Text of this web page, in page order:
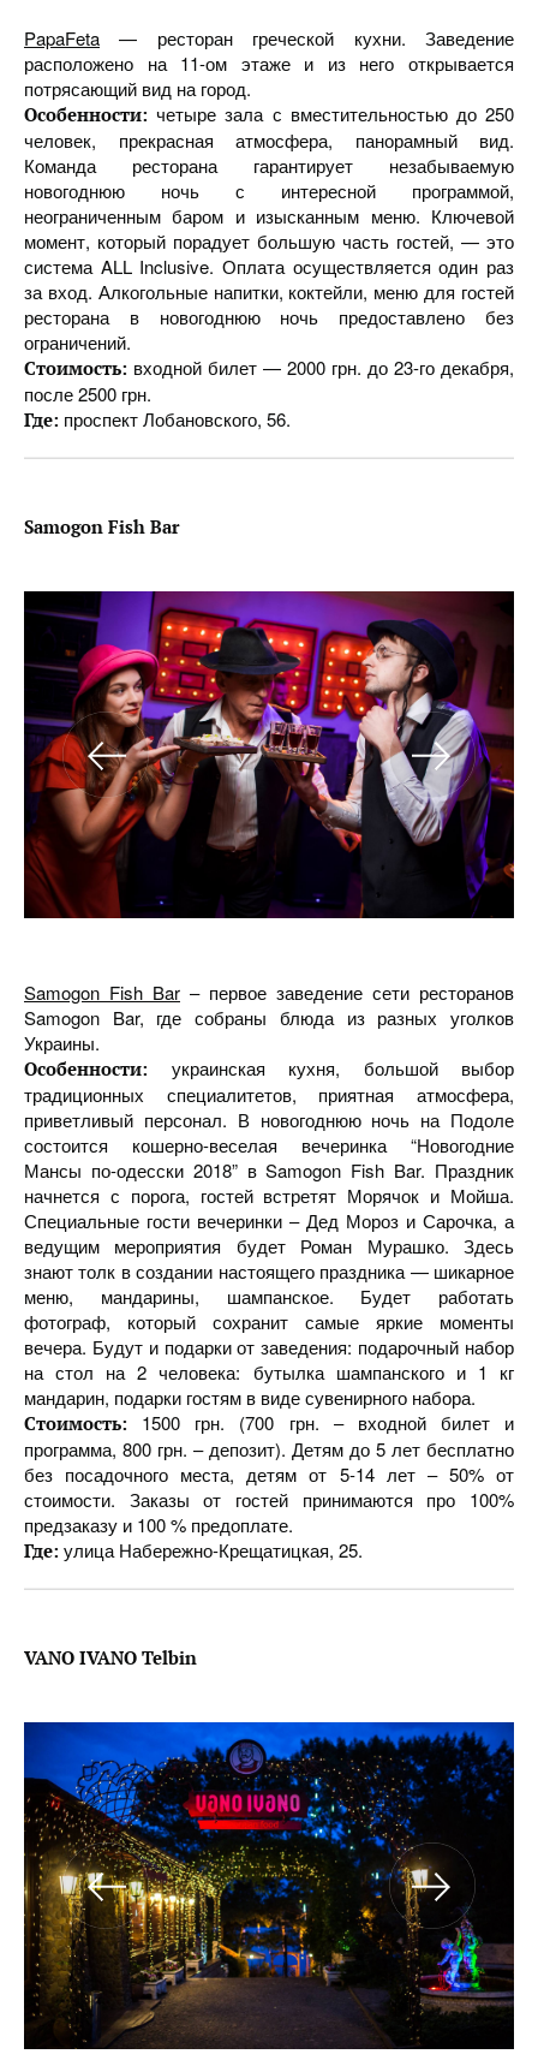
PapaFeta — ресторан греческой кухни. Заведение
расположено на 11-ом этаже и из него открывается
потрясающий вид на город.
Особенности:четыре зала с вместительностью до 250
человек, прекрасная атмосфера, панорамный вид.
Команда ресторана гарантирует незабываемую
новогоднюю ночь с интересной программой,
неограниченным баром и изысканным меню. Ключевой
момент, который порадует большую часть гостей, — это
система ALL Inclusive. Оплата осуществляется один раз
за вход. Алкогольные напитки, коктейли, меню для гостей
ресторана в новогоднюю ночь предоставлено без
ограничений.
Стоимость: входной билет — 2000 грн. до 23-го декабря,
после 2500 грн.
Где: проспект Лобановского, 56.
Samogon Fish Bar
Samogon Fish Bar – первое заведение сети ресторанов
Samogon Bar, где собраны блюда из разных уголков
Украины.
Особенности: украинская кухня, большой выбор
традиционных специалитетов, приятная атмосфера,
приветливый персонал. В новогоднюю ночь на Подоле
состоится кошерно-веселая вечеринка “Новогодние
Мансы по-одесски 2018” в Samogon Fish Bar. Праздник
начнется с порога, гостей встретят Морячок и Мойша.
Специальные гости вечеринки – Дед Мороз и Сарочка, а
ведущим мероприятия будет Роман Мурашко. Здесь
знают толк в создании настоящего праздника — шикарное
меню, мандарины, шампанское. Будет работать
фотограф, который сохранит самые яркие моменты
вечера. Будут и подарки от заведения: подарочный набор
на стол на 2 человека: бутылка шампанского и 1 кг
мандарин, подарки гостям в виде сувенирного набора.
Стоимость: 1500 грн. (700 грн. – входной билет и
программа, 800 грн. – депозит). Детям до 5 лет бесплатно
без посадочного места, детям от 5-14 лет – 50% от
стоимости. Заказы от гостей принимаются про 100%
предзаказу и 100 % предоплате.
Где: улица Набережно-Крещатицкая, 25.
VANO IVANO Telbin